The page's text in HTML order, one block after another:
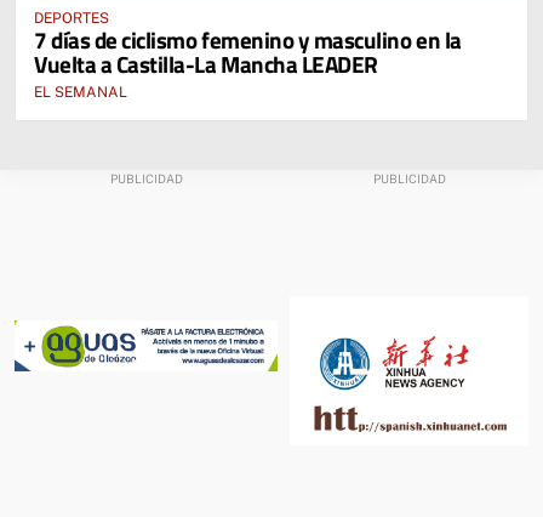
DEPORTES
7 días de ciclismo femenino y masculino en la
Vuelta a Castilla-La Mancha LEADER
EL SEMANAL